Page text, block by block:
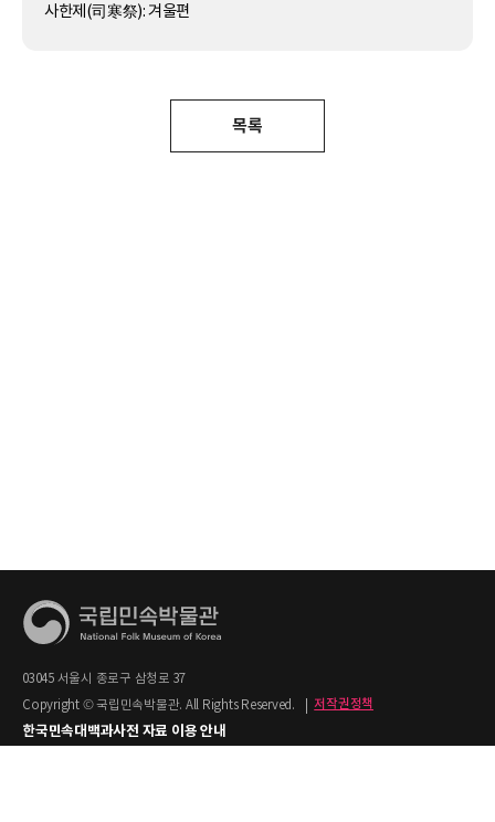
사한제(司寒祭): 겨울편
목록
03045 서울시 종로구 삼청로 37
Copyright © 국립민속박물관. All Rights Reserved.
저작권정책
한국민속대백과사전 자료 이용 안내